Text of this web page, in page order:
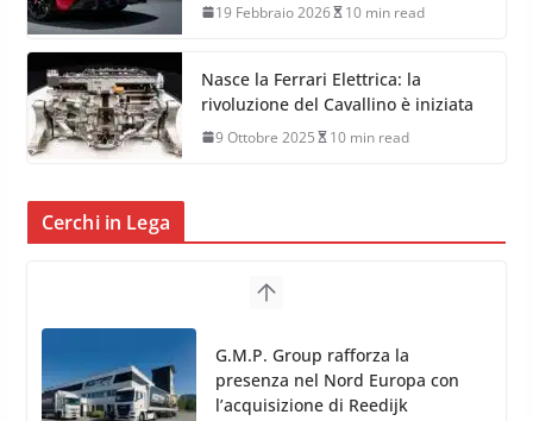
19 Febbraio 2026 10 min read
Nasce la Ferrari Elettrica: la
rivoluzione del Cavallino è iniziata
9 Ottobre 2025 10 min read
Cerchi in Lega
G.M.P. Group rafforza la
presenza nel Nord Europa con
l’acquisizione di Reedijk